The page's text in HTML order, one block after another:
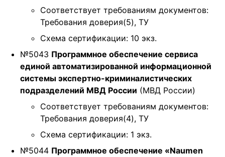
Соответствует требованиям документов:
Требования доверия(5), ТУ
Схема сертификации: 10 экз.
№5043 Программное обеспечение сервиса
единой автоматизированной информационной
системы экспертно-криминалистических
подразделений МВД России (МВД России)
Соответствует требованиям документов:
Требования доверия(4), ТУ
Схема сертификации: 1 экз.
№5044 Программное обеспечение «Naumen